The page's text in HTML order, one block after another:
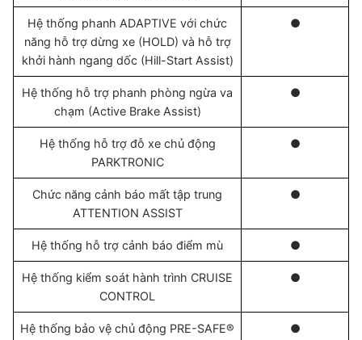
Hệ thống phanh ADAPTIVE với chức
năng hỗ trợ dừng xe (HOLD) và hỗ trợ
khởi hành ngang dốc (Hill-Start Assist)
●
Hệ thống hỗ trợ phanh phòng ngừa va
chạm (Active Brake Assist)
●
Hệ thống hỗ trợ đỗ xe chủ động
PARKTRONIC
●
Chức năng cảnh báo mất tập trung
ATTENTION ASSIST
●
Hệ thống hỗ trợ cảnh báo điểm mù ●
Hệ thống kiểm soát hành trình CRUISE
CONTROL
●
Hệ thống bảo vệ chủ động PRE-SAFE® ●